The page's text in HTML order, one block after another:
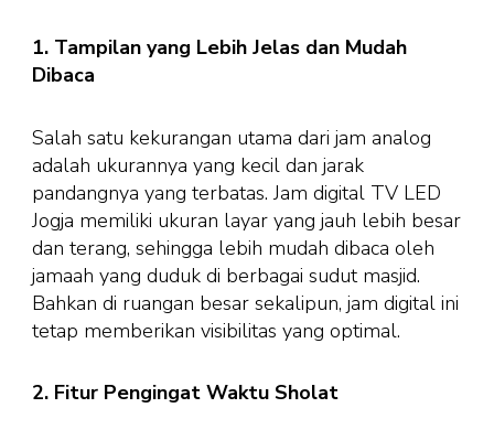
1. Tampilan yang Lebih Jelas dan Mudah
Dibaca
Salah satu kekurangan utama dari jam analog
adalah ukurannya yang kecil dan jarak
pandangnya yang terbatas. Jam digital TV LED
Jogja memiliki ukuran layar yang jauh lebih besar
dan terang, sehingga lebih mudah dibaca oleh
jamaah yang duduk di berbagai sudut masjid.
Bahkan di ruangan besar sekalipun, jam digital ini
tetap memberikan visibilitas yang optimal.
2. Fitur Pengingat Waktu Sholat